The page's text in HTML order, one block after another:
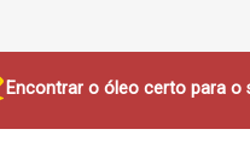
Encontrar o óleo certo para o